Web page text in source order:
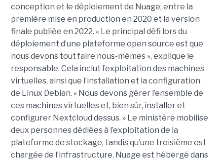
conception et le déploiement de Nuage, entre la
première mise en production en 2020 et la version
finale publiée en 2022. « Le principal défi lors du
déploiement d’une plateforme open source est que
nous devons tout faire nous-mêmes », explique le
responsable. Cela inclut l’exploitation des machines
virtuelles, ainsi que l’installation et la configuration
de Linux Debian. « Nous devons gérer l’ensemble de
ces machines virtuelles et, bien sûr, installer et
configurer Nextcloud dessus. » Le ministère mobilise
deux personnes dédiées à l’exploitation de la
plateforme de stockage, tandis qu’une troisième est
chargée de l’infrastructure. Nuage est hébergé dans